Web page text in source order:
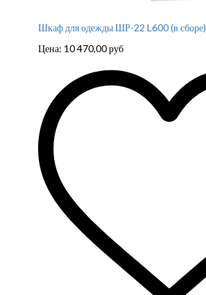
Шкаф для одежды ШР-22 L600 (в сборе)
Цена: 10 470,00руб